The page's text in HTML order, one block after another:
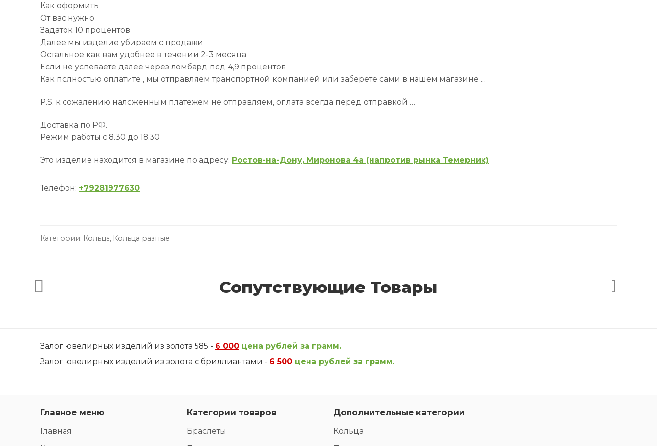
Как оформить
От вас нужно
Задаток 10 процентов
Далее мы изделие убираем с продажи
Остальное как вам удобнее в течении 2-3 месяца
Если не успеваете далее через ломбард под 4,9 процентов
Как полностью оплатите , мы отправляем транспортной компанией или заберёте сами в нашем магазине …
P.S. к сожалению наложенным платежем не отправляем, оплата всегда перед отправкой …
Доставка по РФ.
Режим работы с 8.30 до 18.30
Это изделие находится в магазине по адресу: Ростов-на-Дону, Миронова 4а (напротив рынка Темерник)
Телефон: +79281977630
Категории: Кольца, Кольца разные
Сопутствующие Товары
Залог ювелирных изделий из золота 585 - 6 000 цена рублей за грамм.
Залог ювелирных изделий из золота с бриллиантами - 6 500 цена рублей за грамм.
Главное меню
Главная
Категории товаров
Браслеты
Дополнительные категории
Кольца